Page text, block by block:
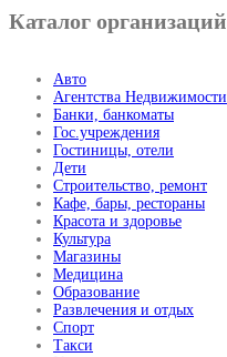
Каталог организаций
Авто
Агентства Недвижимости
Банки, банкоматы
Гос.учреждения
Гостиницы, отели
Дети
Строительство, ремонт
Кафе, бары, рестораны
Красота и здоровье
Культура
Магазины
Медицина
Образование
Развлечения и отдых
Спорт
Такси